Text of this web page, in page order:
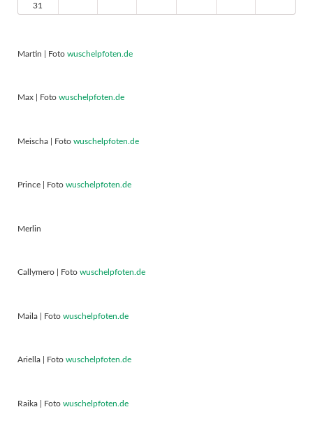
31
Martin | Foto wuschelpfoten.de
Max | Foto wuschelpfoten.de
Meischa | Foto wuschelpfoten.de
Prince | Foto wuschelpfoten.de
Merlin
Callymero | Foto wuschelpfoten.de
Maila | Foto wuschelpfoten.de
Ariella | Foto wuschelpfoten.de
Raika | Foto wuschelpfoten.de